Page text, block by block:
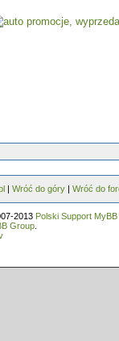
| Wróć do góry | Wróć do
2013 Polski Support MyBB
Group